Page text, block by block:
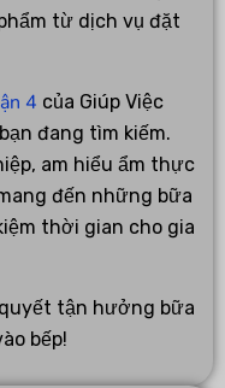
từ dịch vụ đặt
4 của Giúp Việc
đang tìm kiếm.
am hiểu ẩm thực
đến những bữa
thời gian cho gia
tận hưởng bữa
bếp!